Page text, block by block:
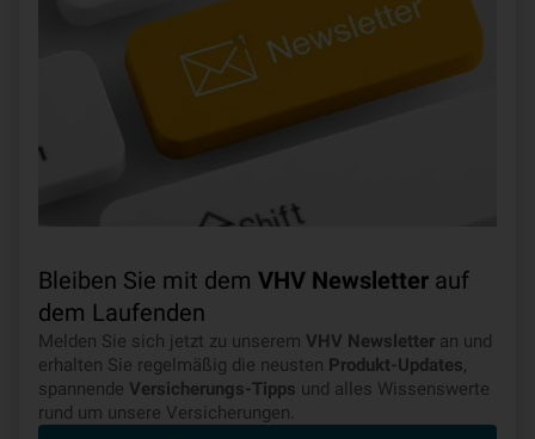
Bleiben Sie mit dem VHV Newsletter auf
dem Laufenden
Melden Sie sich jetzt zu unserem VHV Newsletter an und
erhalten Sie regelmäßig die neusten Produkt-Updates,
spannende Versicherungs-Tipps und alles Wissenswerte
rund um unsere Versicherungen.